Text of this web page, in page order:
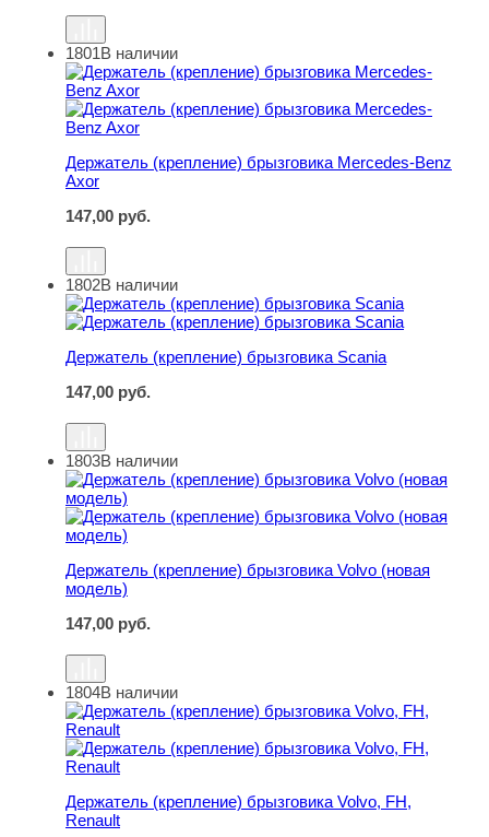
Держатель (крепление) брызговика Mercedes-Benz Axor
1801В наличии
Держатель (крепление) брызговика Mercedes-Benz
Axor
147,00 руб.
Держатель (крепление) брызговика Scania
1802В наличии
Держатель (крепление) брызговика Scania
147,00 руб.
Держатель (крепление) брызговика Volvo (новая
1803В наличии
Держатель (крепление) брызговика Volvo (новая
модель)
147,00 руб.
Держатель (крепление) брызговика Volvo, FH, Renault
1804В наличии
Держатель (крепление) брызговика Volvo, FH,
Renault